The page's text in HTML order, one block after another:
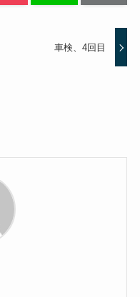
車検、4回目